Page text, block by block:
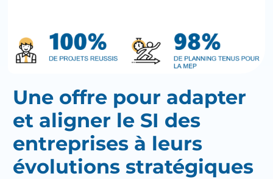
Une offre pour adapter
et aligner le SI des
entreprises à leurs
évolutions stratégiques